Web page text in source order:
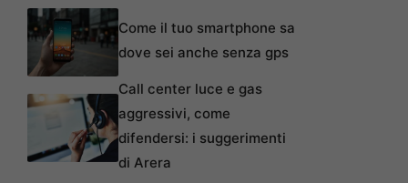
Come il tuo smartphone sa
dove sei anche senza gps
Call center luce e gas
aggressivi, come
difendersi: i suggerimenti
di Arera